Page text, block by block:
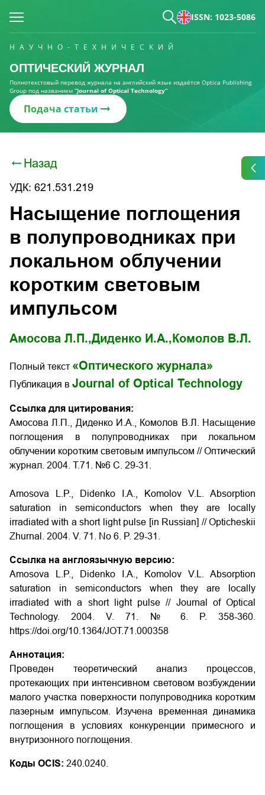
ISSN: 1023-5086
НАУЧНО-ТЕХНИЧЕСКИЙ
ОПТИЧЕСКИЙ ЖУРНАЛ
Полнотекстовый перевод журнала на английский язык издаётся Optica Publishing
Group под названием “Journal of Optical Technology“
Подача статьи
Назад
УДК: 621.531.219
Насыщение поглощения
в полупроводниках при
локальном облучении
коротким световым
импульсом
Амосова Л.П.,Диденко И.А., Комолов В.Л.
Полный текст «Оптического журнала»
Публикация в Journal of Optical Technology
Ссылка для цитирования:
Амосова Л.П., Диденко И.А., Комолов В.Л. Насыщение
поглощения в полупроводниках при локальном
облучении коротким световым импульсом // Оптический
журнал. 2004. Т.71. №6 С. 29-31.
Amosova L.P., Didenko I.A., Komolov V.L. Absorption
saturation in semiconductors when they are locally
irradiated with a short light pulse [in Russian] // Opticheskii
Zhurnal. 2004. V. 71. No 6. P. 29-31
Ссылка на англоязычную версию:
Amosova L.P., Didenko I.A., Komolov V.L. Absorption
saturation in semiconductors when they are locally
irradiated with a short light pulse // Journal of Optical
Technology. 2004. V. 71. № 6. P. 358-360.
https://doi.org/10.1364/JOT.71.000358
Аннотация:
Проведен теоретический анализ процессов,
протекающих при интенсивном световом возбуждении
малого участка поверхности полупроводника коротким
лазерным импульсом. Изучена временная динамика
поглощения в условиях конкуренции примесного и
внутризонного поглощения.
Коды OCIS: 240.0240.